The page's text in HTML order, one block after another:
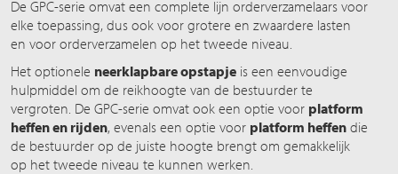
De GPC-serie omvat een complete lijn orderverzamelaars voor
elke toepassing, dus ook voor grotere en zwaardere lasten
en voor orderverzamelen op het tweede niveau.
Het optionele neerklapbare opstapje is een eenvoudige
hulpmiddel om de reikhoogte van de bestuurder te
vergroten. De GPC-serie omvat ook een optie voor platform
heffen en rijden, evenals een optie voor platform heffen die
de bestuurder op de juiste hoogte brengt om gemakkelijk
op het tweede niveau te kunnen werken.